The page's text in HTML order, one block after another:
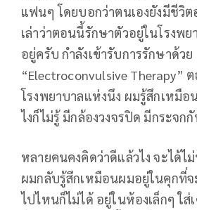
แฟนๆ โดยบอกว่าตนเองยังมีชีวิ
เล่าว่าตอนนี้รักษาตัวอยู่ในโรงพ
อยู่ครับ กำลังเข้ารับการรักษาด้วย
“Electroconvulsive Therapy”
โรงพยาบาลแห่งนึง ผมรู้สึกเหมือ
ไงก็ไม่รู้ มีกล้องวงจรปิด มีกระจก
หลายคนคงคิดว่าดีแล้วไง จะได้ไ
ผมกลับรู้สึกเหมือนผมอยู่ในคุกที่จ
ไปไหนก็ไม่ได้ อยู่ในห้องเล็กๆ ใส่